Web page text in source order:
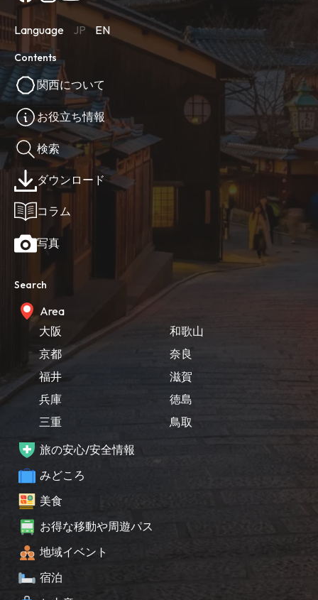
Language JP EN
Contents
関西について
お役立ち情報
検索
ダウンロード
コラム
写真
Search
Area
大阪
京都
福井
兵庫
三重
和歌山
奈良
滋賀
徳島
鳥取
旅の安心/安全情報
みどころ
美食
お得な移動や周遊パス
地域イベント
宿泊